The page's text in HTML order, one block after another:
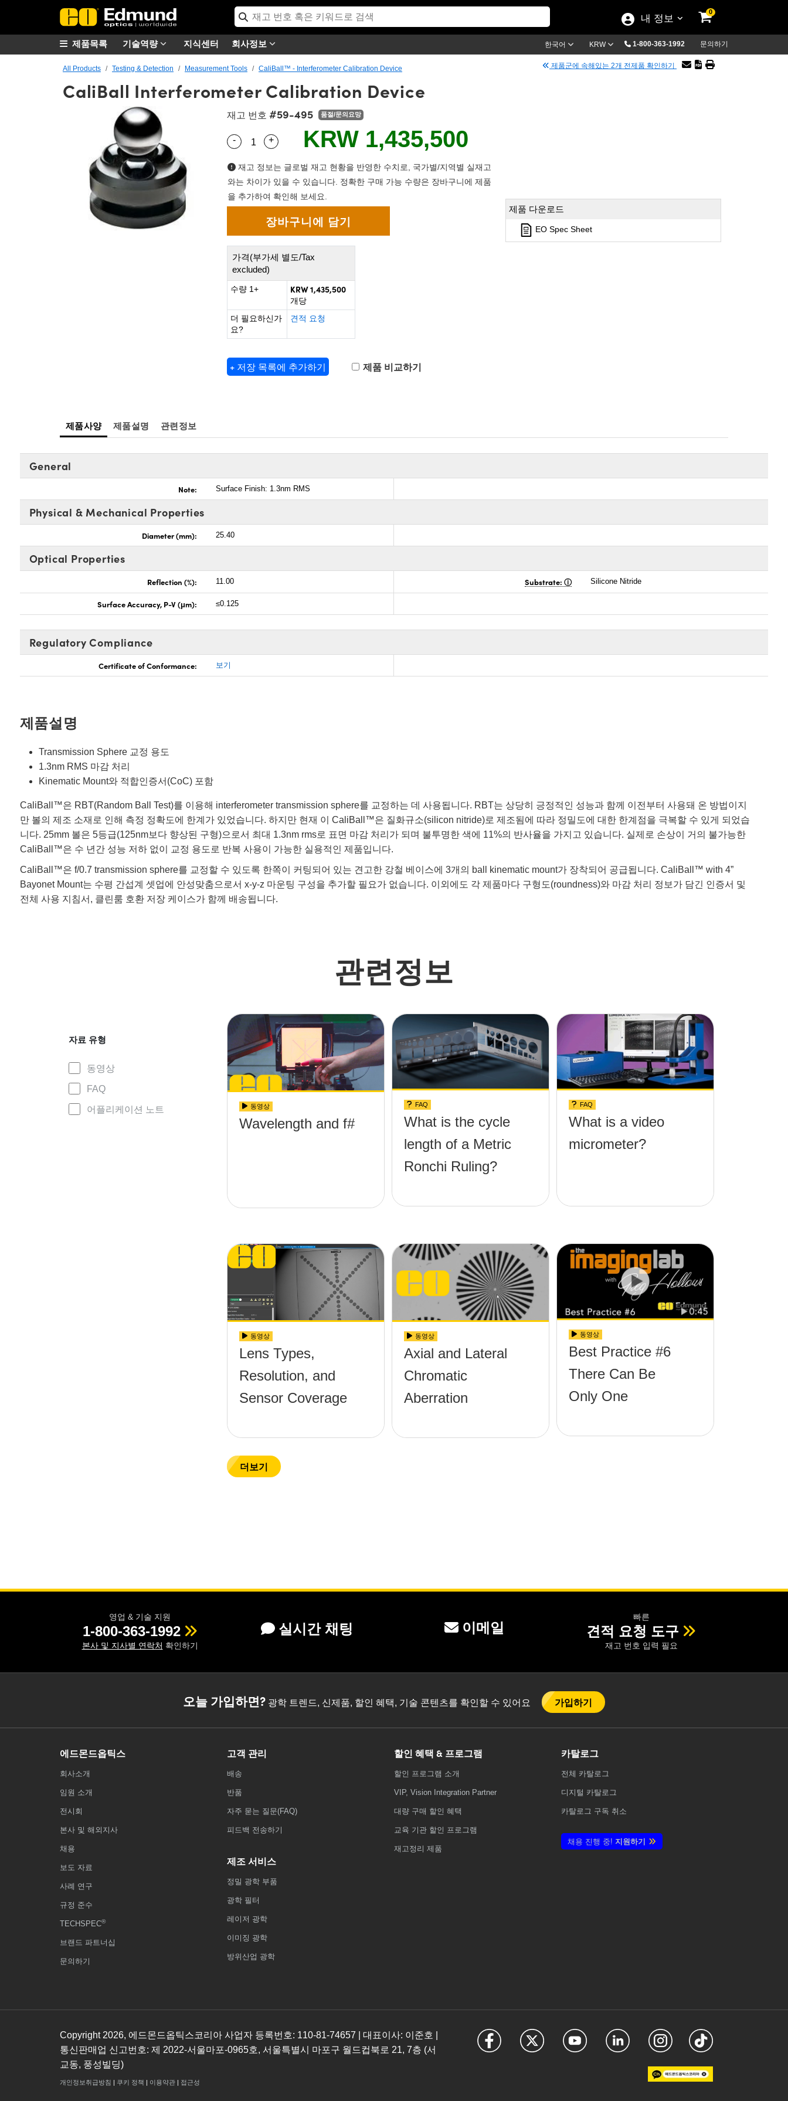
내 정보
0
기술역량 지식센터 회사정보 한국어 KRW 1-800-363-1992 문의하기
제품목록
All Products Testing & Detection Measurement Tools CaliBall™ - Interferometer Calibration Device 제품군에 속해있는 2개 전제품 확인하기
CaliBall Interferometer Calibration Device
재고 번호 #59-495 품절/문의요망
Quantity Selector
- Use the plus and minus buttons to adjust the quantity.
+ KRW 1,435,500
재고 정보는 글로벌 재고 현황을 반영한 수치로, 국가별/지역별 실재고
와는 차이가 있을 수 있습니다. 정확한 구매 가능 수량은 장바구니에 제품
을 추가하여 확인해 보세요.
가격(부가세 별도/Tax
excluded)
수량 1+ KRW 1,435,500
개당
더 필요하신가
요?
견적 요청
+ 저장 목록에 추가하기 제품 비교하기
제품 다운로드
EO Spec Sheet
제품사양 제품설명 관련정보
General
Note: Surface Finish: 1.3nm RMS
Physical & Mechanical Properties
Diameter (mm): 25.40
Optical Properties
Reflection (%): 11.00 Substrate: Silicone Nitride
Surface Accuracy, P-V (μm): ≤0.125
Regulatory Compliance
Certificate of Conformance: 보기
제품설명
Transmission Sphere 교정 용도
1.3nm RMS 마감 처리
Kinematic Mount와 적합인증서(CoC) 포함
CaliBall™은 RBT(Random Ball Test)를 이용해 interferometer transmission sphere를 교정하는 데 사용됩니다. RBT는 상당히 긍정적인 성능과 함께 이전부터 사용돼 온 방법이지
만 볼의 제조 소재로 인해 측정 정확도에 한계가 있었습니다. 하지만 현재 이 CaliBall™은 질화규소(silicon nitride)로 제조됨에 따라 정밀도에 대한 한계점을 극복할 수 있게 되었습
니다. 25mm 볼은 5등급(125nm보다 향상된 구형)으로서 최대 1.3nm rms로 표면 마감 처리가 되며 불투명한 색에 11%의 반사율을 가지고 있습니다. 실제로 손상이 거의 불가능한
CaliBall™은 수 년간 성능 저하 없이 교정 용도로 반복 사용이 가능한 실용적인 제품입니다.
CaliBall™은 f/0.7 transmission sphere를 교정할 수 있도록 한쪽이 커팅되어 있는 견고한 강철 베이스에 3개의 ball kinematic mount가 장착되어 공급됩니다. CaliBall™ with 4”
Bayonet Mount는 수평 간섭계 셋업에 안성맞춤으로서 x-y-z 마운팅 구성을 추가할 필요가 없습니다. 이외에도 각 제품마다 구형도(roundness)와 마감 처리 정보가 담긴 인증서 및
전체 사용 지침서, 클린룸 호환 저장 케이스가 함께 배송됩니다.
관련정보
자료 유형
동영상
FAQ
어플리케이션 노트 동영상
Wavelength and f#
FAQ
What is the cycle
length of a Metric
Ronchi Ruling?
FAQ
What is a video
micrometer?
동영상
Lens Types,
Resolution, and
Sensor Coverage
동영상
Axial and Lateral
Chromatic
Aberration
동영상
Best Practice #6
There Can Be
Only One
더보기
영업 & 기술 지원
1-800-363-1992
본사 및 지사별 연락처 확인하기
실시간 채팅 이메일
빠른
견적 요청 도구
재고 번호 입력 필요
오늘 가입하면?광학 트렌드, 신제품, 할인 혜택, 기술 콘텐츠를 확인할 수 있어요 가입하기
에드몬드옵틱스
회사소개
임원 소개
전시회
본사 및 해외지사
채용
보도 자료
사례 연구
규정 준수
TECHSPEC®
브랜드 파트너십
문의하기
고객 관리
배송
반품
자주 묻는 질문(FAQ)
피드백 전송하기
제조 서비스
정밀 광학 부품
광학 필터
레이저 광학
이미징 광학
방위산업 광학
할인 혜택 & 프로그램
할인 프로그램 소개
VIP, Vision Integration Partner
대량 구매 할인 혜택
교육 기관 할인 프로그램
재고정리 제품
카탈로그
전체 카탈로그
디지털 카탈로그
카탈로그 구독 취소
채용 진행 중! 지원하기
Copyright 2026, 에드몬드옵틱스코리아 사업자 등록번호: 110-81-74657 | 대표이사: 이준호 |
통신판매업 신고번호: 제 2022-서울마포-0965호, 서울특별시 마포구 월드컵북로 21, 7층 (서
교동, 풍성빌딩)
개인정보취급방침 | 쿠키 정책 | 이용약관 | 접근성